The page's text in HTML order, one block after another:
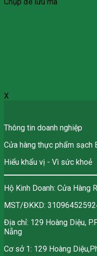
Chụp để lưu mã
X
Thông tin doanh nghiệp
Cửa hàng thực phẩm sạch
Hiểu khẩu vị - Vì sức khoẻ
Hộ Kinh Doanh: Cửa Hàng
MST/ĐKKD:
Địa chỉ: 129 Hoàng Diệu,
Nẵng
Cơ sở 1: 129 Hoàng